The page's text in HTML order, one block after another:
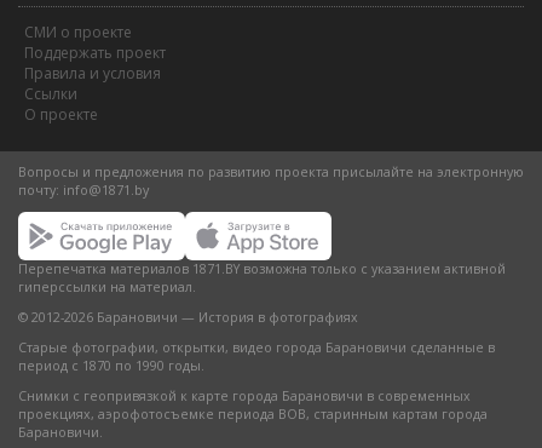
СМИ о проекте
Поддержать проект
Правила и условия
Ссылки
О проекте
Вопросы и предложения по развитию проекта присылайте на электронную
почту: info@1871.by
Перепечатка материалов 1871.BY возможна только с указанием активной
гиперссылки на материал.
© 2012-2026 Барановичи — История в фотографиях
Старые фотографии, открытки, видео города Барановичи сделанные в
период с 1870 по 1990 годы.
Снимки с геопривязкой к карте города Барановичи в современных
проекциях, аэрофотосъемке периода ВОВ, старинным картам города
Барановичи.